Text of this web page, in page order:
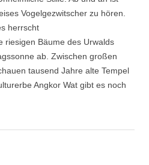
Vogelgezwitscher zu hören.
herrscht
riesigen Bäume des Urwalds
ab. Zwischen großen
tausend Jahre alte Tempel
Angkor Wat gibt es noch